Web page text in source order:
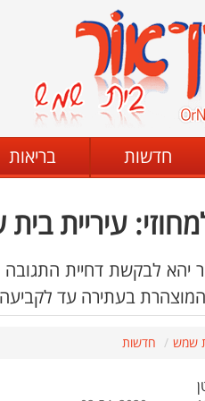
חדשות בריאות
עיריית
יהא לבקשת דחיית
בעתירה עד
שמש חדשות
ניגודיות